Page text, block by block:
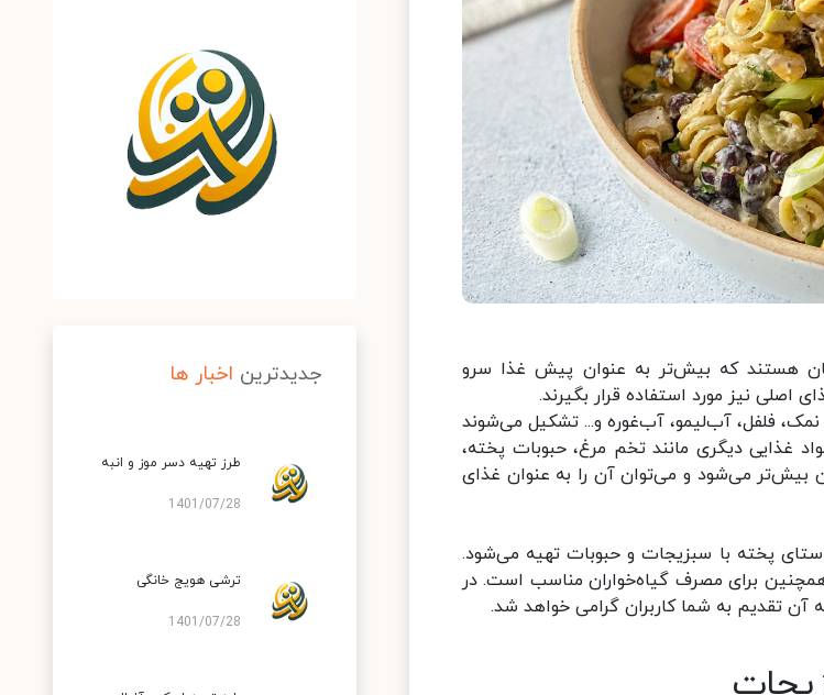
هستند که بیش‌تر به عنوان پیش غذا سرو
اصلی نیز مورد استفاده قرار بگیرند.
فلفل، آب‌لیمو، آب‌غوره و... تشکیل می‌شوند
غذایی دیگری مانند تخم مرغ، حبوبات پخته،
بیش‌تر می‌شود و می‌توان آن را به عنوان غذای
پخته با سبزیجات و حبوبات تهیه می‌شود.
برای مصرف گیاه‌خواران مناسب است. در
آن تقدیم به شما کاربران گرامی خواهد شد.
جدیدترین اخبار ها
طرز تهیه دسر موز و انبه
1401/07/28
ترشی هویج خانگی
1401/07/28